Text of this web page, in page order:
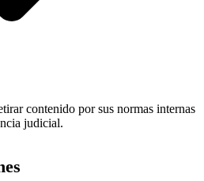
contenido por sus normas internas
judicial.